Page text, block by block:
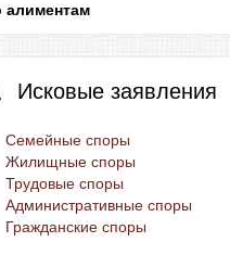
алиментам
Исковые заявления
Семейные споры
Жилищные споры
Трудовые споры
Административные споры
Гражданские споры